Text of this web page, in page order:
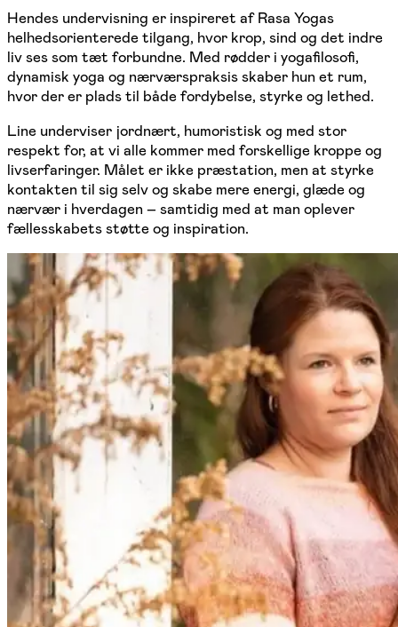
Hendes undervisning er inspireret af Rasa Yogas
helhedsorienterede tilgang, hvor krop, sind og det indre
liv ses som tæt forbundne. Med rødder i yogafilosofi,
dynamisk yoga og nærværspraksis skaber hun et rum,
hvor der er plads til både fordybelse, styrke og lethed.
Line underviser jordnært, humoristisk og med stor
respekt for, at vi alle kommer med forskellige kroppe og
livserfaringer. Målet er ikke præstation, men at styrke
kontakten til sig selv og skabe mere energi, glæde og
nærvær i hverdagen – samtidig med at man oplever
fællesskabets støtte og inspiration.